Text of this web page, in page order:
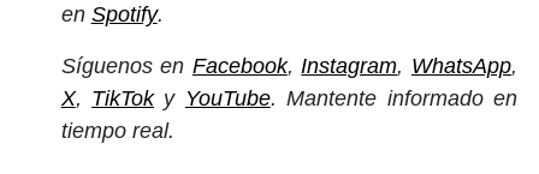
en Spotify.
Síguenos en Facebook, Instagram, WhatsApp,
X, TikToky YouTube. Mantente informado en
tiempo real.